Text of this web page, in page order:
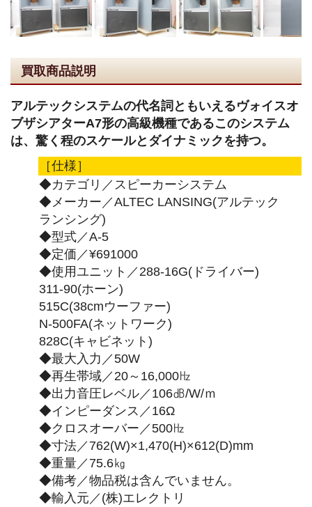
買取商品説明
アルテックシステムの代名詞ともいえるヴォイスオ
ブザシアターA7形の高級機種であるこのシステム
は、驚く程のスケールとダイナミックを持つ。
［仕様］
◆カテゴリ／スピーカーシステム
◆メーカー／ALTEC LANSING(アルテック
ランシング)
◆型式／A-5
◆定価／¥691000
◆使用ユニット／288-16G(ドライバー)
311-90(ホーン)
515C(38cmウーファー)
N-500FA(ネットワーク)
828C(キャビネット)
◆最大入力／50W
◆再生帯域／20～16,000㎐
◆出力音圧レベル／106㏈/W/ｍ
◆インピーダンス／16Ω
◆クロスオーバー／500㎐
◆寸法／762(W)×1,470(H)×612(D)mm
◆重量／75.6㎏
◆備考／物品税は含んでいません。
◆輸入元／(株)エレクトリ